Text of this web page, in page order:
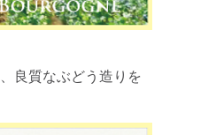
良質なぶどう造りを